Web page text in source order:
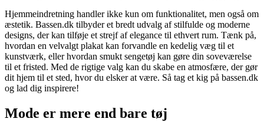
Hjemmeindretning handler ikke kun om funktionalitet, men også om
æstetik. Bassen.dk tilbyder et bredt udvalg af stilfulde og moderne
designs, der kan tilføje et strejf af elegance til ethvert rum. Tænk på,
hvordan en velvalgt plakat kan forvandle en kedelig væg til et
kunstværk, eller hvordan smukt sengetøj kan gøre din soveværelse
til et fristed. Med de rigtige valg kan du skabe en atmosfære, der gør
dit hjem til et sted, hvor du elsker at være. Så tag et kig på bassen.dk
og lad dig inspirere!
Mode er mere end bare tøj